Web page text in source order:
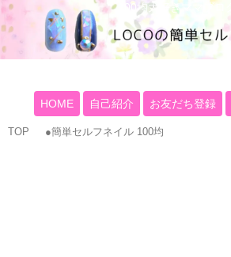
100均大好きママブログ
HOME 自己紹介 お友だち登録
TOP ●簡単セルフネイル 100均